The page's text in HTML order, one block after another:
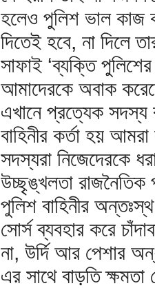
হলেও পুলিশ ভাল কাজ
দিতেই হবে, না দিলে
সাফাই ‘ব্যক্তি পুলিশের
আমাদেরকে অবাক
এখানে প্রত্যেক সদস্য
বাহিনীর কর্তা হয়
সদস্যরা নিজেদেরকে
উচ্ছৃঙ্খলতা
পুলিশ বাহিনীর
সোর্স ব্যবহার করে
না, উর্দি আর পেশার
এর সাথে বাড়তি